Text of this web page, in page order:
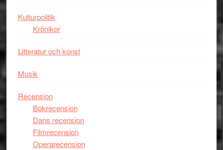
Kulturpolitik
Krönikor
Litteratur och konst
Musik
Recension
Bokrecension
Dans recension
Filmrecension
Operarecension